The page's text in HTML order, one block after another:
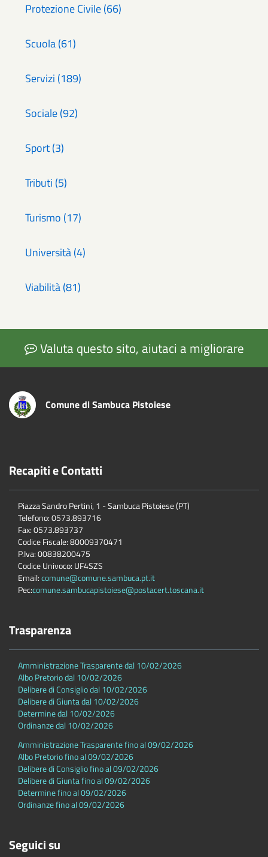
Protezione Civile (66)
Scuola (61)
Servizi (189)
Sociale (92)
Sport (3)
Tributi (5)
Turismo (17)
Università (4)
Viabilità (81)
Valuta questo sito, aiutaci a migliorare
Comune di Sambuca Pistoiese
Recapiti e Contatti
Piazza Sandro Pertini, 1 - Sambuca Pistoiese (PT)
Telefono: 0573.893716
Fax: 0573.893737
Codice Fiscale: 80009370471
P.Iva: 00838200475
Codice Univoco: UF4SZS
Email:comune@comune.sambuca.pt.it
Pec:comune.sambucapistoiese@postacert.toscana.it
Trasparenza
Amministrazione Trasparente dal 10/02/2026
Albo Pretorio dal 10/02/2026
Delibere di Consiglio dal 10/02/2026
Delibere di Giunta dal 10/02/2026
Determine dal 10/02/2026
Ordinanze dal 10/02/2026
Amministrazione Trasparente fino al 09/02/2026
Albo Pretorio fino al 09/02/2026
Delibere di Consiglio fino al 09/02/2026
Delibere di Giunta fino al 09/02/2026
Determine fino al 09/02/2026
Ordinanze fino al 09/02/2026
Seguici su